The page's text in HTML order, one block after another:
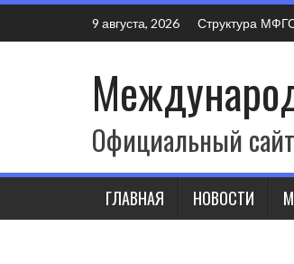
Skip
content
9 августа, 2026 Структура
Официальный сайт
ГЛАВНАЯ НОВОСТИ